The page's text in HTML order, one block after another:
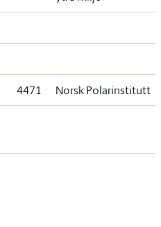
4471 Norsk Polarinstitutt